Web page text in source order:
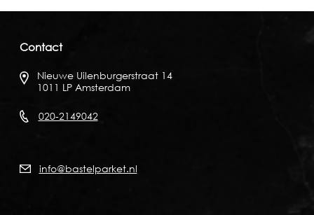
Contact
Nieuwe Uilenburgerstraat 14
1011 LP Amsterdam
020-2149042
info@bastelparket.nl